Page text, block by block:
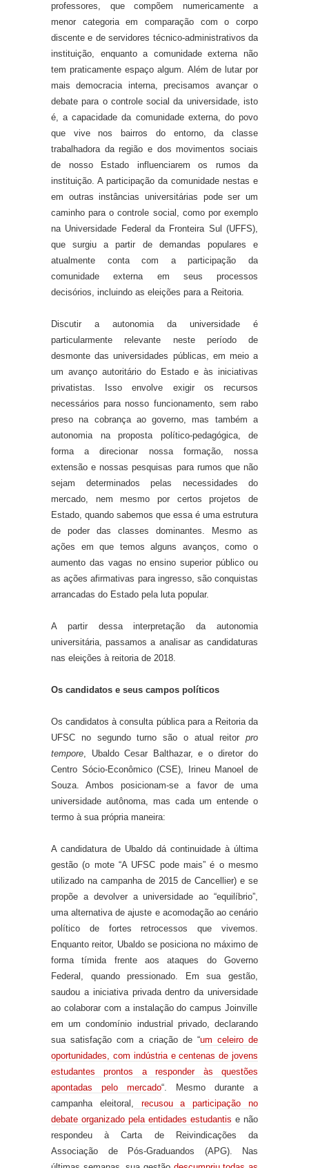
professores, que compõem numericamente a
menor categoria em comparação com o corpo
discente e de servidores técnico-administrativos da
instituição, enquanto a comunidade externa não
tem praticamente espaço algum. Além de lutar por
mais democracia interna, precisamos avançar o
debate para o controle social da universidade, isto
é, a capacidade da comunidade externa, do povo
que vive nos bairros do entorno, da classe
trabalhadora da região e dos movimentos sociais
de nosso Estado influenciarem os rumos da
instituição. A participação da comunidade nestas e
em outras instâncias universitárias pode ser um
caminho para o controle social , como porexemplo
na Universidade Federal da Fronteira Sul (UFFS),
que surgiu a partir de demandas populares e
atualmente conta com aparticipação da
comunidade externa em seus processos
decisórios, incluindo as eleições para a Reitoria.
Discutir a autonomia da universidade é
particularmente relevante neste período de
desmonte das universidades públicas, em meio a
um avanço autoritário do Estado e às iniciativas
privatistas. Isso envolve exigir os recursos
necessários para nosso funcionamento, sem rabo
preso na cobrança ao governo, mas também a
autonomia na proposta político-pedagógica, de
forma a direcionar nossa formação, nossa
extensão e nossas pesquisas para rumos que não
sejam determinados pelas necessidades do
mercado, nem mesmo por certos projetos de
Estado, quando sabemos que essa é uma estrutura
de poder das classes dominantes. Mesmo as
ações em que temos alguns avanços, como o
aumento das vagas no ensino superior público ou
as ações afirmativas para ingresso, são conquistas
arrancadas do Estado pela luta popular.
A partir dessa interpretação da autonomia
universitária, passamos a analisar as candidaturas
nas eleições à reitoria de 2018.
Os candidatos e seus campos políticos
Os candidatos à consulta pública para a Reitoria da
UFSC no segundo turno são o atual reitor pro
tempore, Ubaldo Cesar Balthazar, e odiretor do
Centro Sócio-Econômico(CSE), Irineu Manoel de
Souza. Ambos posicionam-se a favor de uma
universidade autônoma, mas cada um entende o
termo à sua própria maneira:
A candidatura de Ubaldo dá continuidade à última
gestão (o mote “A UFSC pode mais” é o mesmo
utilizado na campanha de 2015 de Cancellier) e se
propõe a devolver a universidade ao “equilíbrio”,
uma alternativa de ajuste e acomodação ao cenário
político de fortes retrocessos que vivemos.
Enquanto reitor, Ubaldo se posiciona no máximo de
forma tímida frente aos ataques do Governo
Federal, quando pressionado. Em sua gestão,
saudou a iniciativa privadadentro da universidade
ao colaborar com a instalação do campus Joinville
em um condomínio industrial privado, declarando
sua satisfação com a criação de “um celeiro de
oportunidades, com indústria e centenas de jovens
estudantes prontos a responder às questões
apontadas pelo mercado“.
Mesmo durante a
campanha eleitoral, recusou a participação no
debate organizado pela entidades estudantis e não
respondeuàCarta de Reivindicações da
Associação de Pós-Graduandos (APG). Nas